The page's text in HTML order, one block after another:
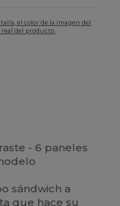
el color de la imagen del
del producto.
- 6 paneles
sándwich a
que hace su